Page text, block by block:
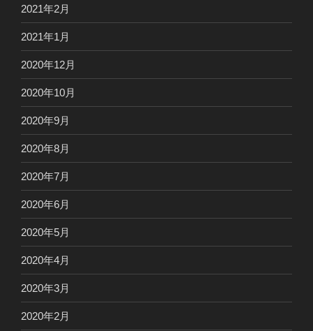
2021年2月
2021年1月
2020年12月
2020年10月
2020年9月
2020年8月
2020年7月
2020年6月
2020年5月
2020年4月
2020年3月
2020年2月